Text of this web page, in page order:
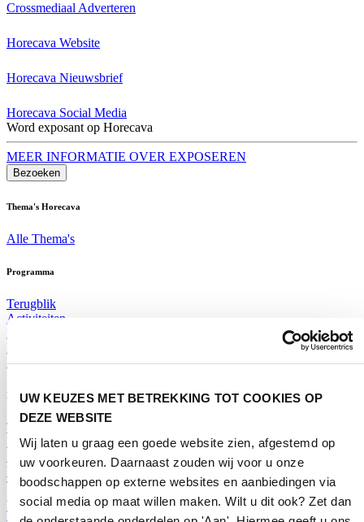
UW KEUZES MET BETREKKING TOT COOKIES OP
DEZE WEBSITE
Wij laten u graag een goede website zien, afgestemd op
uw voorkeuren. Daarnaast zouden wij voor u onze
boodschappen op externe websites en aanbiedingen via
social media op maat willen maken. Wilt u dit ook? Zet dan
Crossmediaal Adverteren
Horecava Website
Horecava Nieuwsbrief
Horecava Social Media
Word exposant op Horecava
MEER INFORMATIE OVER EXPOSEREN
Bezoeken
Thema's Horecava
Alle Thema's
Programma
Terugblik
Activiteiten
Exposantenlijst
Plattegrond
Programma
Bezoekersinformatie
Tickets
Bezoekersinformatie
Bereikbaarheid Horecava
Veelgestelde Vragen
Ticket kopen voor Horecava
TICKETS HORECAVA